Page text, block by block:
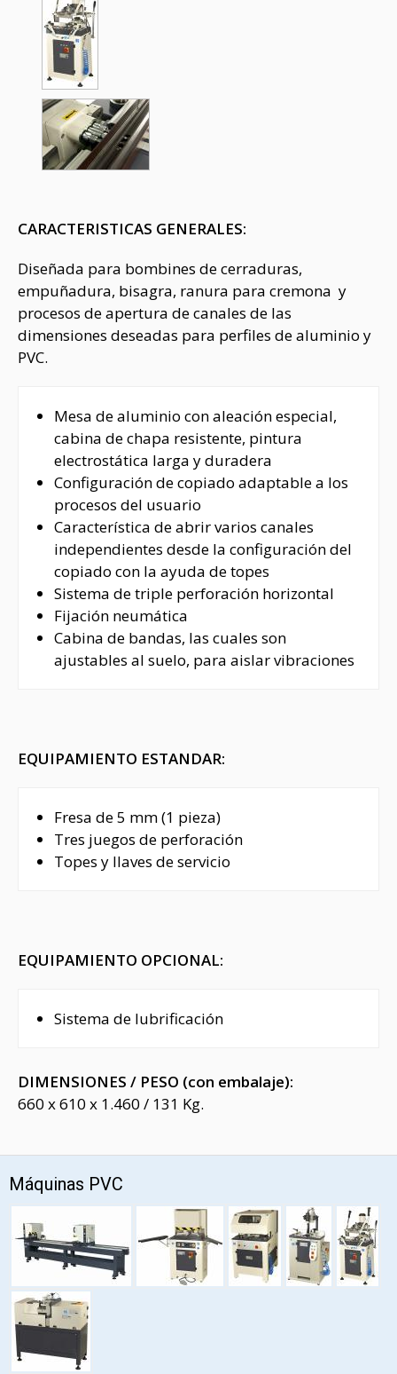
CARACTERISTICAS GENERALES:
Diseñada para bombines de cerraduras,
empuñadura, bisagra, ranura para cremona y
procesos de apertura de canales de las
dimensiones deseadas para perfiles de aluminio y
PVC.
Mesa de aluminio con aleación especial,
cabina de chapa resistente, pintura
electrostática larga y duradera
Configuración de copiado adaptable a los
procesos del usuario
Característica de abrir varios canales
independientes desde la configuración del
copiado con la ayuda de topes
Sistema de triple perforación horizontal
Fijación neumática
Cabina de bandas, las cuales son
ajustables al suelo, para aislar vibraciones
EQUIPAMIENTO ESTANDAR:
Fresa de 5 mm (1 pieza)
Tres juegos de perforación
Topes y llaves de servicio
EQUIPAMIENTO OPCIONAL:
Sistema de lubrificación
DIMENSIONES / PESO (con embalaje):
660 x 610 x 1.460 / 131 Kg.
Máquinas PVC